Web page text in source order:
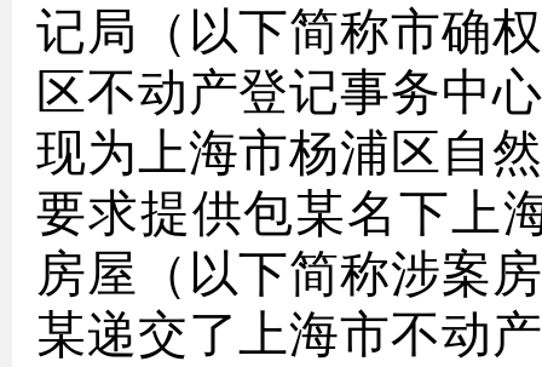
记局（以下简称市确
区不动产登记事务中
现为上海市杨浦区自
要求提供包某名下上
房屋（以下简称涉案
某递交了上海市不动